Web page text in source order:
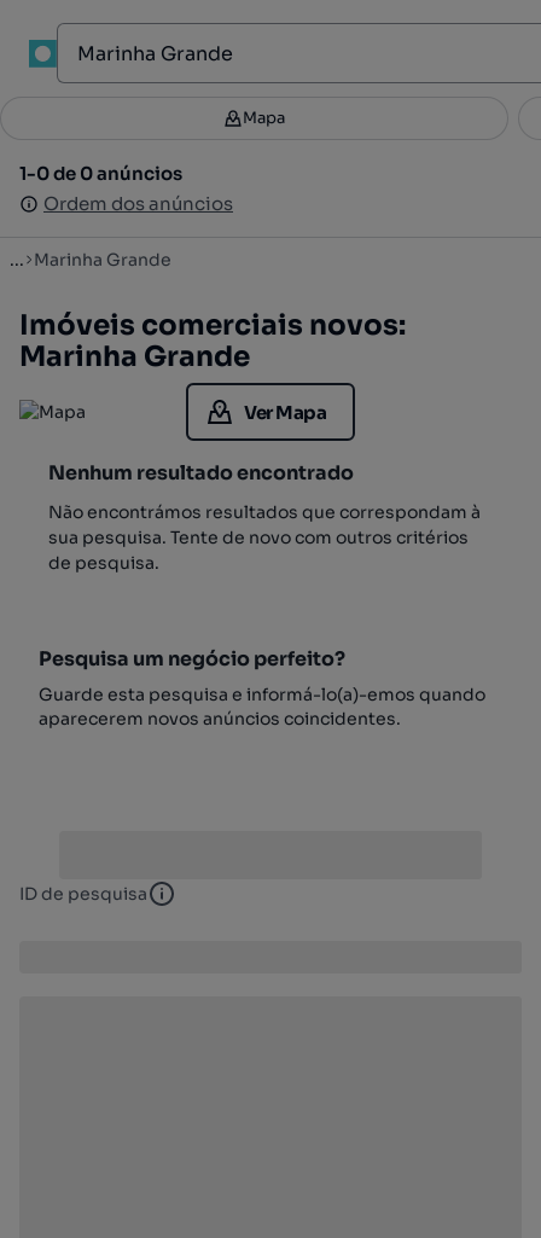
Filtros 3
1-0 de 0 anúncios
Ordem dos anúncios
Mapa
1-0 de 0 anúncios
Ordem dos anúncios
... Marinha Grande
Imóveis comerciais novos:
Marinha Grande
Ver Mapa
Nenhum resultado encontrado
Não encontrámos resultados que correspondam à
sua pesquisa. Tente de novo com outros critérios
de pesquisa.
Pesquisa um negócio perfeito?
Guarde esta pesquisa e informá-lo(a)-emos quando
aparecerem novos anúncios coincidentes.
ID de pesquisa ID de pesquisa